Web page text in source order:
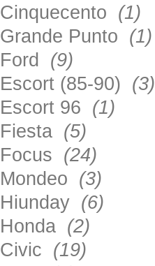
Cinquecento (1)
Grande Punto (1)
Ford (9)
Escort (85-90) (3)
Escort 96 (1)
Fiesta (5)
Focus (24)
Mondeo (3)
Hiunday (6)
Honda (2)
Civic (19)